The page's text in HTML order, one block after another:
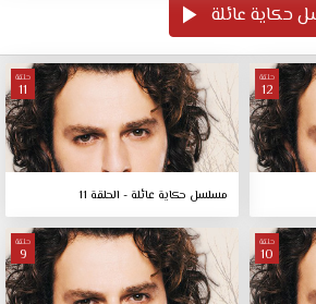
حكاية عائلة
حلقة
12
حلقة
11
مسلسل حكاية عائلة - الحلقة 11
حلقة
10
حلقة
9